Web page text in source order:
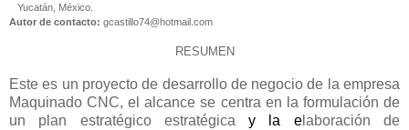
Yucatán, México.
Autor de contacto: gcastillo74@hotmail.com
RESUMEN
Este es un proyecto de desarrollo de negocio de la empresa
Maquinado CNC, el alcance se centra en la formulación de
un plan estratégico estratégica y la elaboración de